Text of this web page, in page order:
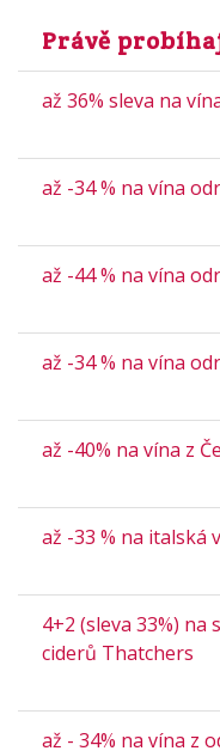
Právě
až 36% sleva na
až -34 % na vína
až -44 % na vína
až -34 % na vína
až -40% na vína z
až -33 % na italská
4+2 (sleva 33%) na
ciderů Thatchers
až - 34% na vína z